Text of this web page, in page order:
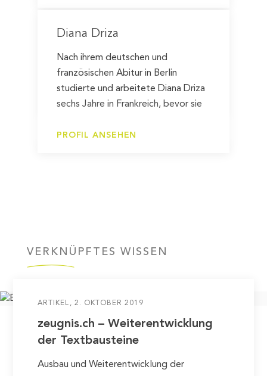
Diana Driza
Nach ihrem deutschen und
französischen Abitur in Berlin
studierte und arbeitete Diana Driza
sechs Jahre in Frankreich, bevor sie
umzog. Seit 2015 ist sie…
PROFIL ANSEHEN
VERKNÜPFTES WISSEN
ARTIKEL 2. OKTOBER 2019
zeugnis.ch – Weiterentwicklung
der Textbausteine
Ausbau und Weiterentwicklung der